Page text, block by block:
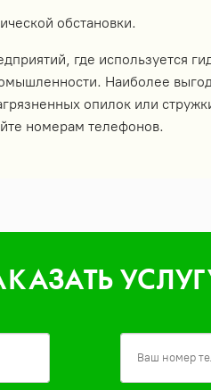
обстановки.
где используется
Наиболее
опилок или
номерам телефонов.